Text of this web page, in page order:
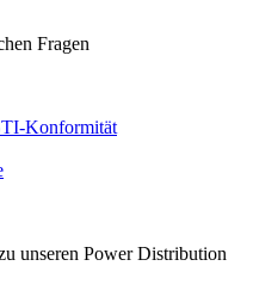
Fragen
Konformität
unseren Power Distribution